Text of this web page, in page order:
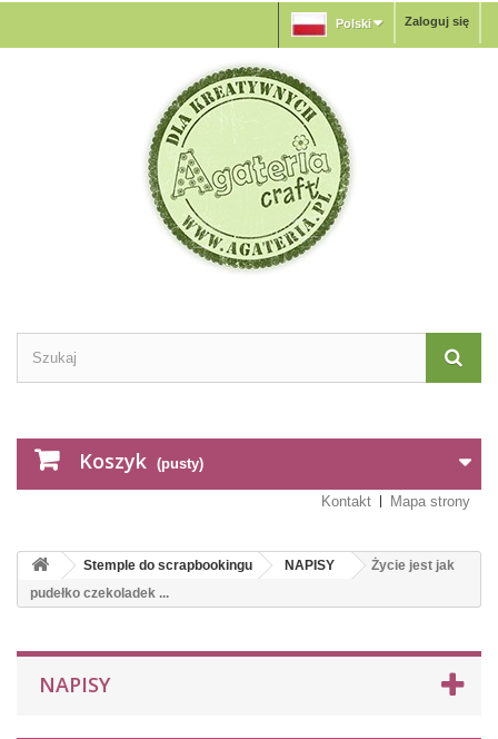
Zaloguj się
Polski
Koszyk (pusty)
Kontakt Mapa strony
Stemple do scrapbookingu NAPISY
Życie jest jak
pudełko czekoladek ...
NAPISY